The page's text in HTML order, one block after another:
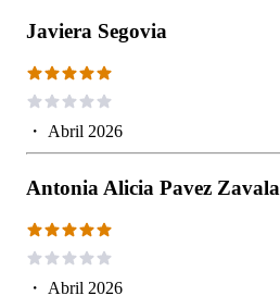
Javiera Segovia
・ Abril 2026
Antonia Alicia Pavez Zavala
・ Abril 2026